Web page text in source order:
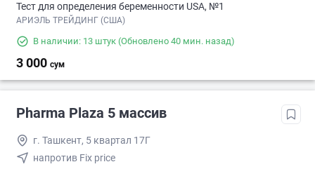
Тест для определения беременности USA, №1
АРИЭЛЬ ТРЕЙДИНГ (США)
В наличии: 13 штук (Обновлено 40 мин. назад)
3 000 сум
Pharma Plaza 5 массив
г. Ташкент, 5 квартал 17Г
напротив Fix price